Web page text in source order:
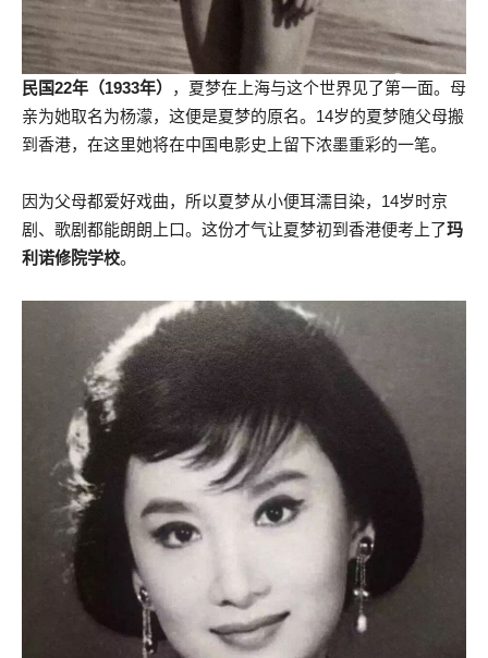
民国22年（1933年）
，夏梦在上海与这个世界见了第一面。母
亲为她取名为杨濛，这便是夏梦的原名。14岁的夏梦随父母搬
到香港，在这里她将在中国电影史上留下浓墨重彩的一笔。
因为父母都爱好戏曲，所以夏梦从小便耳濡目染，14岁时京
剧、歌剧都能朗朗上口。这份才气让夏梦初到香港便考上了玛
利诺修院学校。